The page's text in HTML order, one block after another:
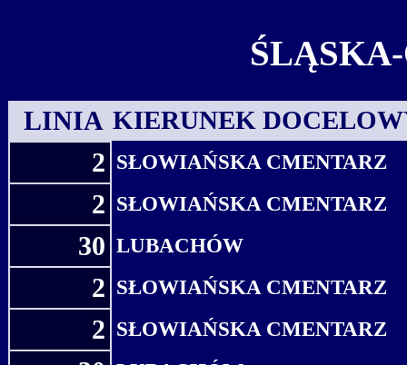
LINIA KIERUNEK
2 SŁOWIAŃSKA CMENTARZ
2 SŁOWIAŃSKA CMENTARZ
30 LUBACHÓW
2 SŁOWIAŃSKA CMENTARZ
2 SŁOWIAŃSKA CMENTARZ